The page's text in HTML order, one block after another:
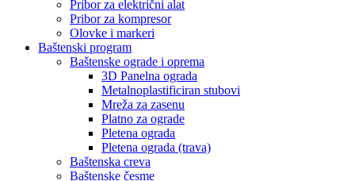
Pribor za električni alat
Pribor za kompresor
Olovke i markeri
Baštenski program
Baštenske ograde i oprema
3D Panelna ograda
Metalnoplastificiran stubovi
Mreža za zasenu
Platno za ograde
Pletena ograda
Pletena ograda (trava)
Baštenska creva
Baštenske česme